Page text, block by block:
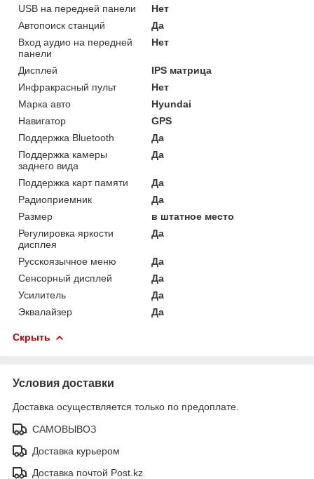
USB на передней панели
Нет
Автопоиск станций
Да
Вход аудио на передней
панели
Нет
Дисплей
IPS матрица
Инфракрасный пульт
Нет
Марка авто
Hyundai
Навигатор
GPS
Поддержка Bluetooth
Да
Поддержка камеры
заднего вида
Да
Поддержка карт памяти
Да
Радиоприемник
Да
Размер
в штатное место
Регулировка яркости
дисплея
Да
Русскоязычное меню
Да
Сенсорный дисплей
Да
Усилитель
Да
Эквалайзер
Да
Скрыть
Условия доставки
Доставка осуществляется только по предоплате.
САМОВЫВОЗ
Доставка курьером
Доставка почтой Post.kz